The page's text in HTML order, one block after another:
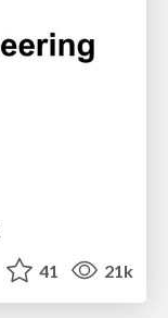
41 21k